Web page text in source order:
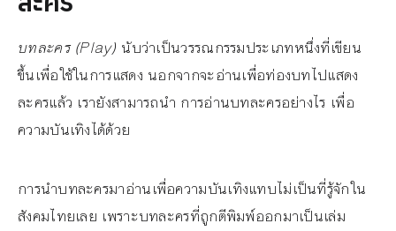
บทละคร (Play) นับว่าเป็นวรรณกรรมประเภทหนึ่งที่เขียน
ขึ้นเพื่อใช้ในการแสดง นอกจากจะอ่านเพื่อท่องบทไปแสดง
ละครแล้ว เรายังสามารถนำ การอ่านบทละครอย่างไร เพื่อ
ความบันเทิงได้ด้วย
การนำบทละครมาอ่านเพื่อความบันเทิงแทบไม่เป็นที่รู้จักใน
สังคมไทยเลย เพราะบทละครที่ถูกตีพิมพ์ออกมาเป็นเล่ม